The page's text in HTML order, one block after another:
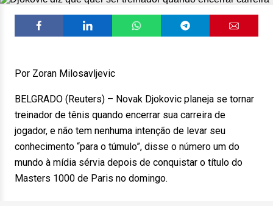
Por Zoran Milosavljevic
BELGRADO (Reuters) – Novak Djokovic planeja se tornar
treinador de tênis quando encerrar sua carreira de
jogador, e não tem nenhuma intenção de levar seu
conhecimento “para o túmulo”, disse o número um do
mundo à mídia sérvia depois de conquistar o título do
Masters 1000 de Paris no domingo.